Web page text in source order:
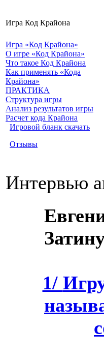
Игра Код Крайона
Игра «Код Крайона»
О игре «Код Крайона»
Что такое Код Крайона
Как применять «Кода
Крайона»
ПРАКТИКА
Структура игры
Анализ результатов игры
Расчет кода Крайона
Игровой бланк скачать
Отзывы
Интервью
1/